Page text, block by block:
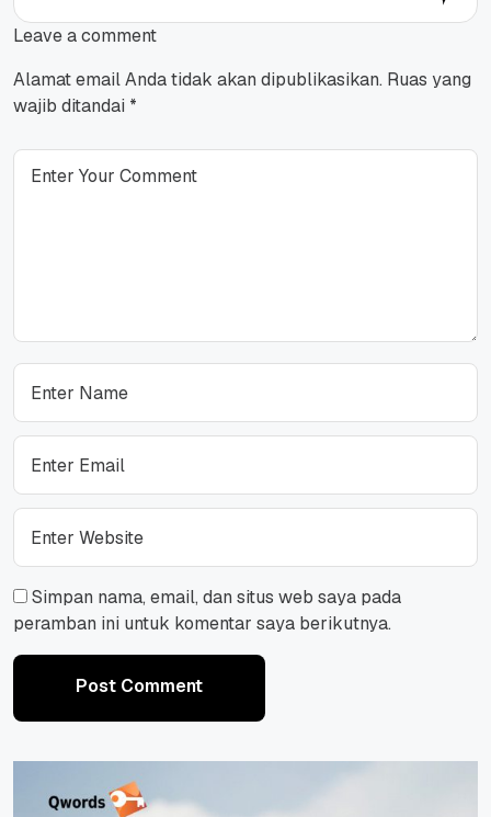
Leave a comment
Alamat email Anda tidak akan dipublikasikan. Ruas yang
wajib ditandai *
Simpan nama, email, dan situs web saya pada
peramban ini untuk komentar saya berikutnya.
Post Comment